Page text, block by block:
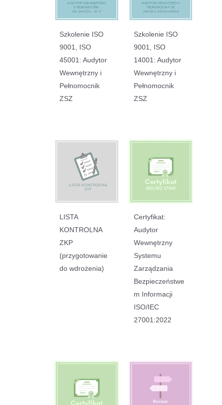
Szkolenie ISO
9001, ISO
45001: Audytor
Wewnętrzny i
Pełnomocnik
ZSZ
Szkolenie ISO
9001, ISO
14001: Audytor
Wewnętrzny i
Pełnomocnik
ZSZ
LISTA
KONTROLNA
ZKP
(przygotowanie
do wdrożenia)
Certyfikat:
Audytor
Wewnętrzny
Systemu
Zarządzania
Bezpieczeństwe
m Informacji
ISO/IEC
27001:2022